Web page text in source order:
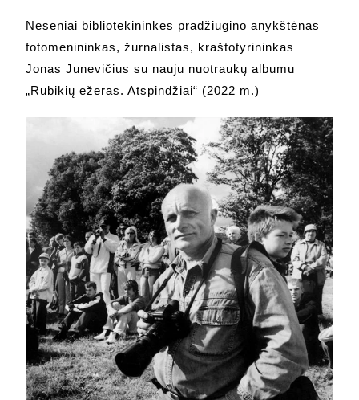
Neseniai bibliotekininkes pradžiugino anykštėnas
fotomenininkas, žurnalistas, kraštotyrininkas
Jonas Junevičius su nauju nuotraukų albumu
„Rubikių ežeras. Atspindžiai“ (2022 m.)